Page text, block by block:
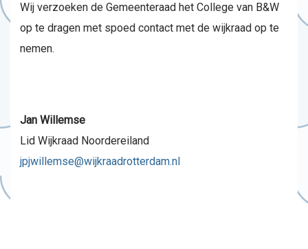
Wij verzoeken de Gemeenteraad het College van B&W
op te dragen met spoed contact met de wijkraad op te
nemen.
Jan Willemse
Lid Wijkraad Noordereiland
jpjwillemse@wijkraadrotterdam.nl